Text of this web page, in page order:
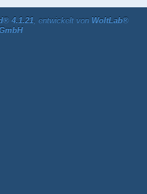
4.1.21, entwickelt von WoltLab®